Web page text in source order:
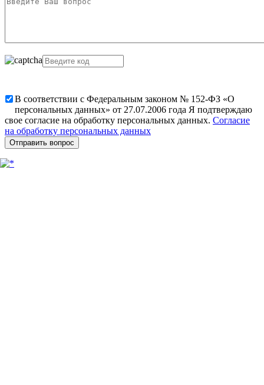
В соответствии с Федеральным законом № 152-ФЗ «О
персональных данных» от 27.07.2006 года Я подтверждаю
свое согласие на обработку персональных данных. Согласие
на обработку персональных данных